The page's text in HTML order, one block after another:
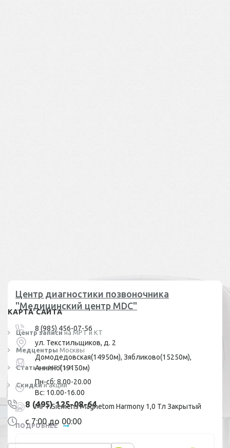
Центр диагностики позвоночника
"Медицинский центр MDC"
8 (985) 456-07-56
ул. Текстильщиков, д. 2
Домодедовская(14950м), Зябликово(15250м),
Аннино(19150м)
Пн-сб: 8.00-20.00
Вс: 10.00-16.00
МРТ Siemens Magnetom Harmony 1,0 Тл Закрытый
ПОДРОБНЕЕ
КАРТА САЙТА
Центр записи на МРТ и КТ
Медцентры Москвы
Статьи о МРТ и КТ
Скидки и акции
8 (495) 125-08-64
с 7:00 до 00:00